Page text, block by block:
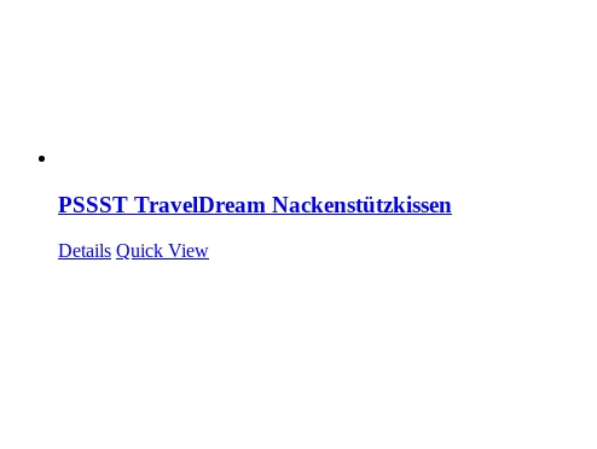
PSSST TravelDream Nackenstützkissen
Details Quick View